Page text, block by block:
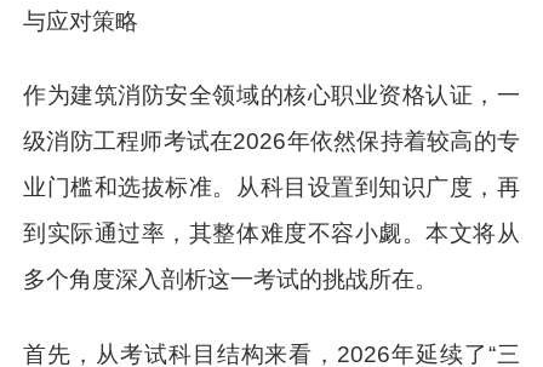
与应对策略
作为建筑消防安全领域的核心职业资格认证，一
级消防工程师考试在2026年依然保持着较高的专
业门槛和选拔标准。从科目设置到知识广度，再
到实际通过率，其整体难度不容小觑。本文将从
多个角度深入剖析这一考试的挑战所在。
首先，从考试科目结构来看，2026年延续了“三